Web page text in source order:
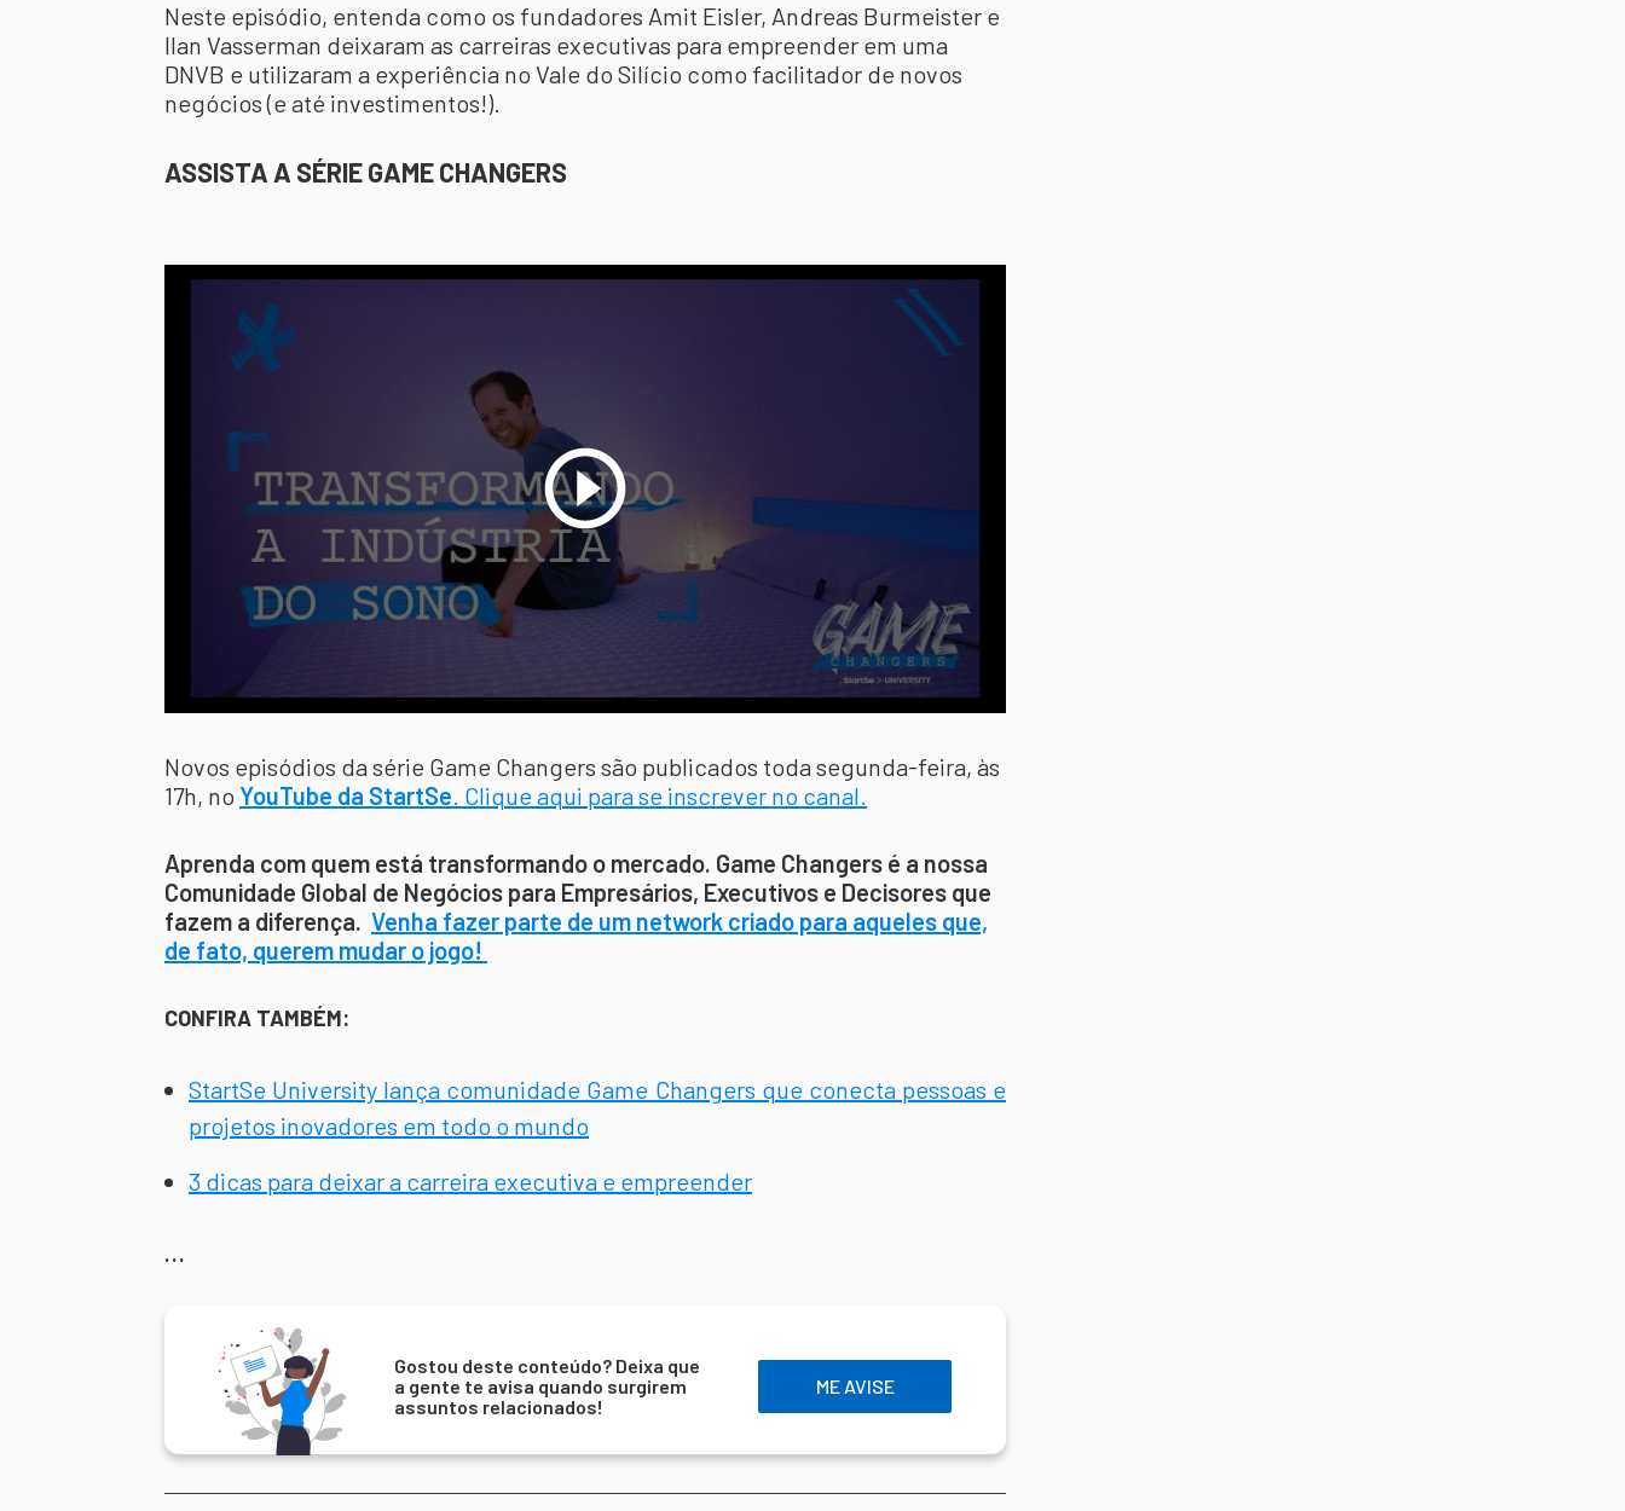
Neste episódio, entenda como os fundadores Amit Eisler, Andreas Burmeister e
Ilan Vasserman deixaram as carreiras executivas para empreender em uma
DNVB e utilizaram a experiência no Vale do Silício como facilitador de novos
negócios (e até investimentos!).
ASSISTA A SÉRIE GAME CHANGERS
Novos episódios da série Game Changers são publicados toda segunda-feira, às
17h, no YouTube da StartSe . Clique aqui para se inscrever no canal.
Aprenda com quem está transformando o mercado. Game Changers é a nossa
Comunidade Global de Negócios para Empresários, Executivos e Decisores que
fazem a diferença. Venha fazer parte de um network criado para aqueles que,
de fato, querem mudar o jogo!
CONFIRA TAMBÉM:
StartSe University lança comunidade Game Changers que conecta pessoas e
projetos inovadores em todo o mundo
3 dicas para deixar a carreira executiva e empreender
…
Gostou deste conteúdo? Deixa que
a gente te avisa quando surgirem
assuntos relacionados!
ME AVISE